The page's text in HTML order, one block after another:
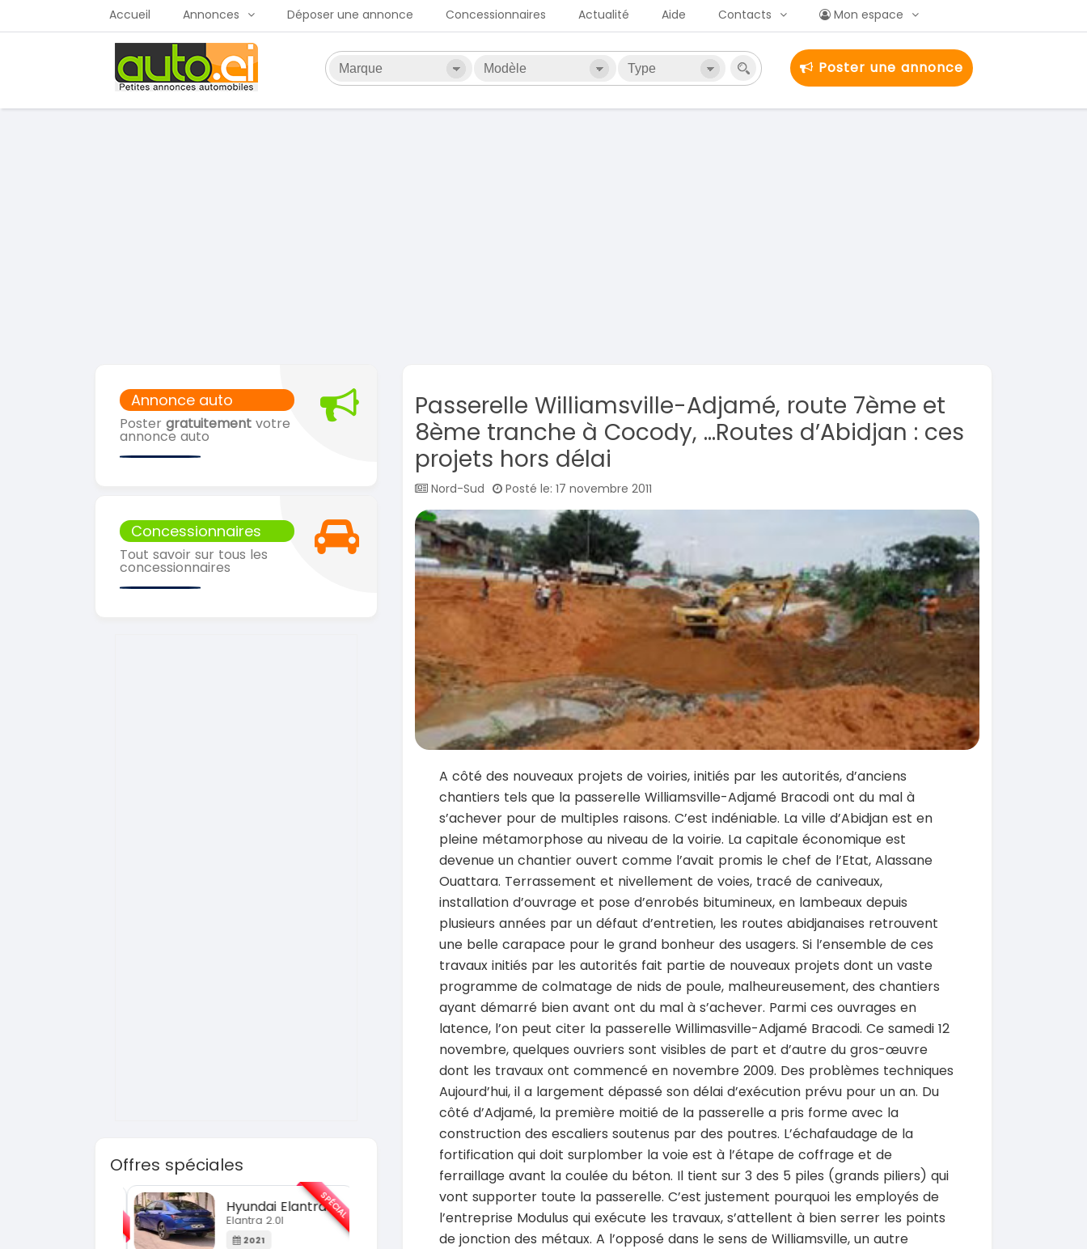
Accueil Annonces Déposer une annonce Concessionnaires Actualité Aide Contacts Mon espace
Poster une annonce
Annonce auto
Poster gratuitement votre
annonce auto
Concessionnaires
Tout savoir sur tous les
concessionnaires
Offres spéciales
Hyundai Elantra
Elantra 2.0l
2021
SPÉCIAL Suzuki Vitara
Vitara modele glx
2019
SPÉCIAL Porsche Cayenne
Cayenne moteur v6
2020
SPÉCIAL Toyota HiAce
HiAce 2.0l
Passerelle Williamsville-Adjamé, route 7ème et
8ème tranche à Cocody, …Routes d’Abidjan : ces
projets hors délai
Nord-Sud Posté le: 17 novembre 2011
A côté des nouveaux projets de voiries, initiés par les autorités, d’anciens
chantiers tels que la passerelle Williamsville-Adjamé Bracodi ont du mal à
s’achever pour de multiples raisons. C’est indéniable. La ville d’Abidjan est en
pleine métamorphose au niveau de la voirie. La capitale économique est
devenue un chantier ouvert comme l’avait promis le chef de l’Etat, Alassane
Ouattara. Terrassement et nivellement de voies, tracé de caniveaux,
installation d’ouvrage et pose d’enrobés bitumineux, en lambeaux depuis
plusieurs années par un défaut d’en­tre­tien, les routes abidjanaises retrouvent
une belle carapace pour le grand bonheur des usagers. Si l’ensemble de ces
travaux initiés par les autorités fait partie de nouveaux projets dont un vaste
programme de colmatage de nids de poule, malheureusement, des chantiers
ayant démarré bien avant ont du mal à s’achever. Parmi ces ouvrages en
latence, l’on peut citer la passerelle Willimasville-Adjamé Bracodi. Ce samedi 12
novembre, quelques ouvriers sont visibles de part et d’autre du gros-œuvre
dont les travaux ont commencé en novembre 2009. Des problèmes techniques
Aujourd’hui, il a largement dépassé son délai d’exécution prévu pour un an. Du
côté d’Adjamé, la première moitié de la passerelle a pris forme avec la
construction des escaliers soutenus par des poutres. L’échafaudage de la
fortification qui doit surplomber la voie est à l’étape de coffrage et de
ferraillage avant la coulée du béton. Il tient sur 3 des 5 piles (grands piliers) qui
vont supporter toute la passerelle. C’est justement pourquoi les employés de
l’entreprise Modulus qui exécute les travaux, s’attellent à bien serrer les points
de jonction des métaux. A l’opposé dans le sens de Williamsville, un autre